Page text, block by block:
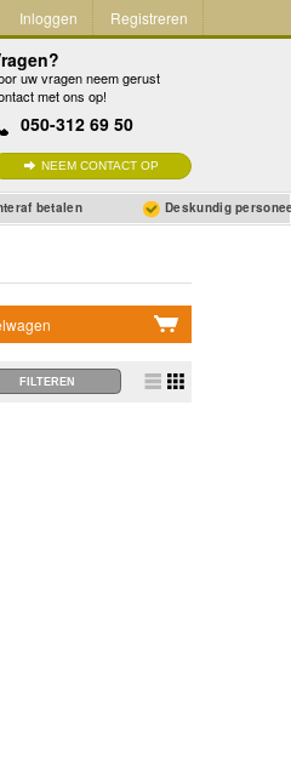
Inloggen Registreren
uw vragen neem gerust
met ons op!
050-312 69 50
NEEM CONTACT OP
betalen Deskundig
winkelwagen